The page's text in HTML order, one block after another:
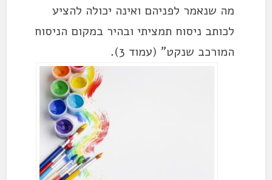
מה שנאמר לפניהם ואינה יכולה להציע
לכותב ניסוח תמציתי ובהיר במקום הניסוח
המורכב שנקט" (עמוד 3).